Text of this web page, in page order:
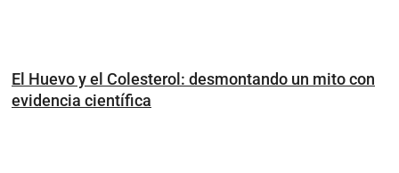
El Huevo y el Colesterol: desmontando un mito con
evidencia científica